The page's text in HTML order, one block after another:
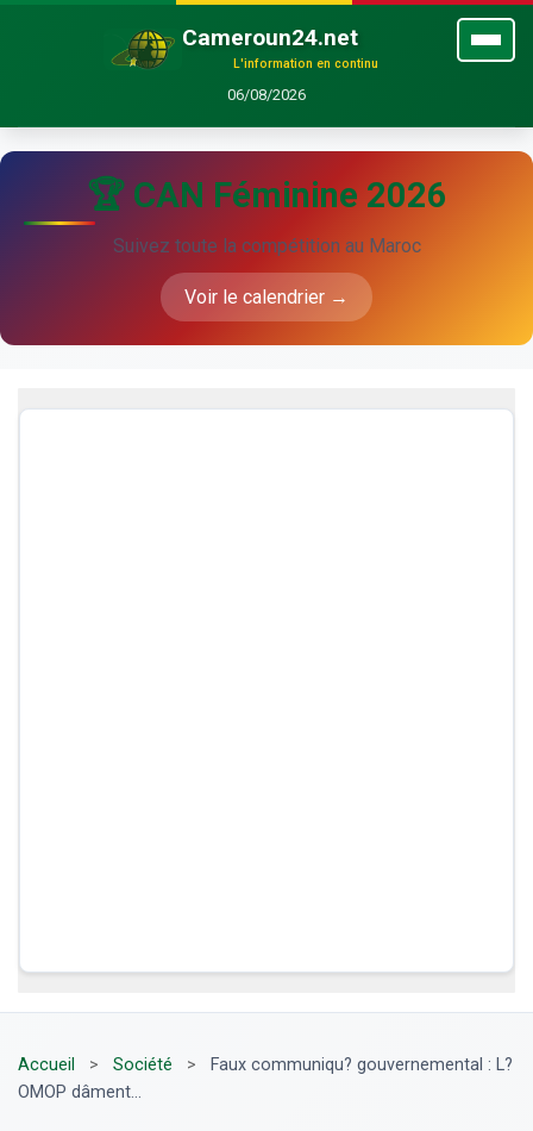
Cameroun24.net
L'information en continu
06/08/2026
🏆 CAN Féminine 2026
Suivez toute la compétition au Maroc
Voir le calendrier →
Accueil > Société >
Faux communiqu? gouvernemental : L?
OMOP dâment...